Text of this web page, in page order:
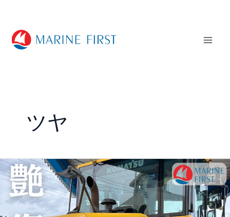
ツヤ
説
明